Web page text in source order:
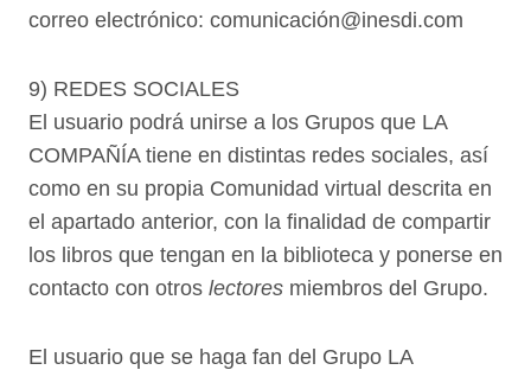
correo electrónico: comunicación@inesdi.com
9) REDES SOCIALES
El usuario podrá unirse a los Grupos que LA
COMPAÑÍA tiene en distintas redes sociales, así
como en su propia Comunidad virtual descrita en
el apartado anterior, con la finalidad de compartir
los libros que tengan en la biblioteca y ponerse en
contacto con otros lectores miembros del Grupo.
El usuario que se haga fan del Grupo LA